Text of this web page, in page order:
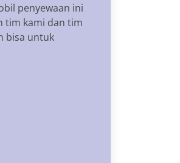
penyewaan ini
tim kami dan tim
bisa untuk